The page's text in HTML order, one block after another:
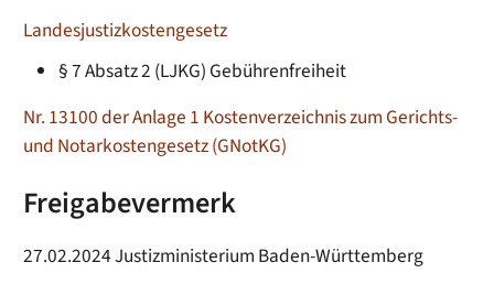
Landesjustizkostengesetz
§ 7 Absatz 2 (LJKG) Gebührenfreiheit
Nr. 13100 der Anlage 1 Kostenverzeichnis zum Gerichts-
und Notarkostengesetz (GNotKG)
Freigabevermerk
27.02.2024Justizministerium Baden-Württemberg